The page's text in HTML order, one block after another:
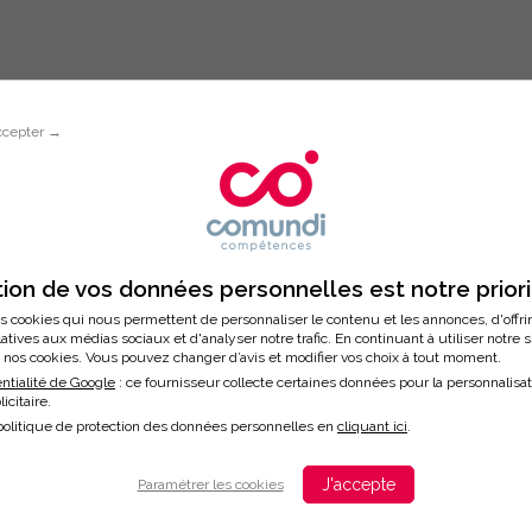
→
de vos données personnelles est notre
cookies qui nous permettent de personnaliser le contenu et les annonces,
aux médias sociaux et d'analyser notre trafic. En continuant à utiliser notre
cookies. Vous pouvez changer d’avis et modifier vos choix à tout moment.
de Google : ce fournisseur collecte certaines données pour la
de protection des données personnelles en cliquant ici.
Paramétrer les cookies J'accepte
Inscription à la formation
PREVENIR ET AGIR FACE AUX